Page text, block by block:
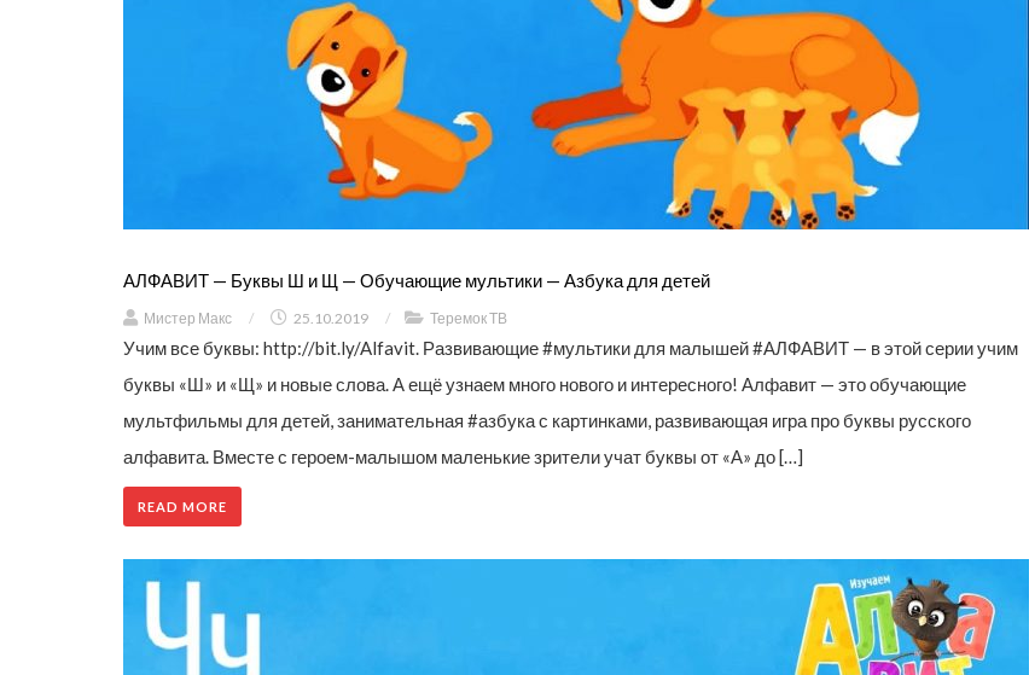
АЛФАВИТ — Буквы Ш и Щ — Обучающие мультики — Азбука для детей
Мистер Макс / 25.10.2019 / Теремок ТВ
Учим все буквы: http://bit.ly/Alfavit. Развивающие #мультики для малышей #АЛФАВИТ — в этой серии учим
буквы «Ш» и «Щ» и новые слова. А ещё узнаем много нового и интересного! Алфавит — это обучающие
мультфильмы для детей, занимательная #азбука с картинками, развивающая игра про буквы русского
алфавита. Вместе с героем-малышом маленькие зрители учат буквы от «А» до […]
READ MORE